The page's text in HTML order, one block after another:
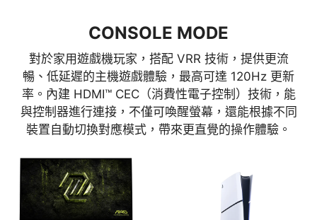
CONSOLE MODE
對於家用遊戲機玩家，搭配 VRR 技術，提供更流
暢、低延遲的主機遊戲體驗，最高可達 120Hz 更新
率。內建 HDMI™ CEC（消費性電子控制）技術，能
與控制器進行連接，不僅可喚醒螢幕，還能根據不同
裝置自動切換對應模式，帶來更直覺的操作體驗。